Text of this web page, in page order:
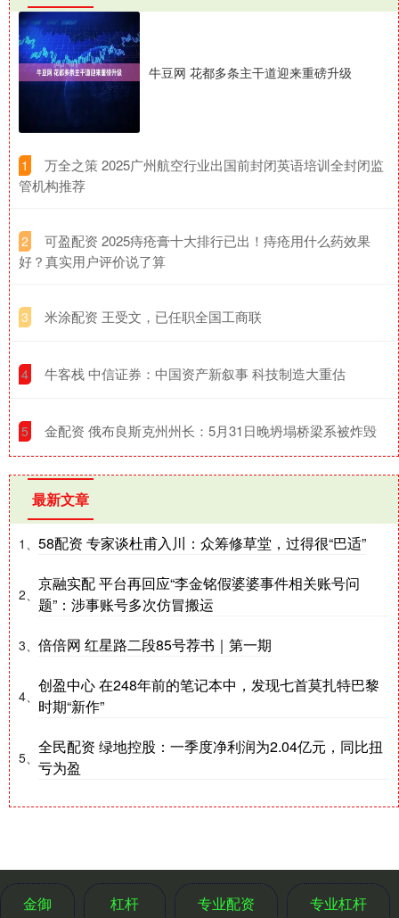
牛豆网 花都多条主干道迎来重磅升级
1
​万全之策 2025广州航空行业出国前封闭英语培训全封闭监
管机构推荐
2
​可盈配资 2025痔疮膏十大排行已出！痔疮用什么药效果
好？真实用户评价说了算
3 ​米涂配资 王受文，已任职全国工商联
4 ​牛客栈 中信证券：中国资产新叙事 科技制造大重估
5 ​金配资 俄布良斯克州州长：5月31日晚坍塌桥梁系被炸毁
最新文章
1、 58配资 专家谈杜甫入川：众筹修草堂，过得很“巴适”
2、
京融实配 平台再回应“李金铭假婆婆事件相关账号问
题”：涉事账号多次仿冒搬运
3、 倍倍网 红星路二段85号荐书｜第一期
4、
创盈中心 在248年前的笔记本中，发现七首莫扎特巴黎
时期“新作”
5、
全民配资 绿地控股：一季度净利润为2.04亿元，同比扭
亏为盈
金御
杠杆
专业配资
专业杠杆